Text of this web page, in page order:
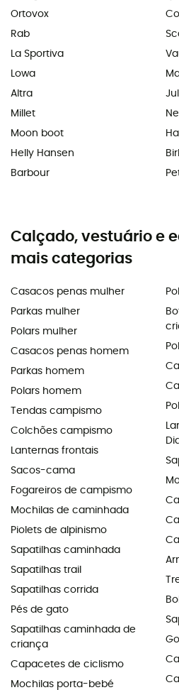
Ortovox
Rab
La Sportiva
Lowa
Altra
Millet
Moon boot
Helly Hansen
Barbour
Calçado, vestuário e
mais categorias
Casacos penas mulher
Parkas mulher
Polars mulher
Casacos penas homem
Parkas homem
Polars homem
Tendas campismo
Colchões campismo
Lanternas frontais
Sacos-cama
Fogareiros de campismo
Mochilas de caminhada
Piolets de alpinismo
Sapatilhas caminhada
Sapatilhas trail
Sapatilhas corrida
Pés de gato
Sapatilhas caminhada de
criança
Capacetes de ciclismo
Mochilas porta-bebé